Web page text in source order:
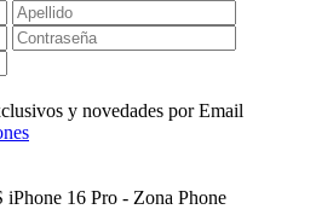
y novedades por Email